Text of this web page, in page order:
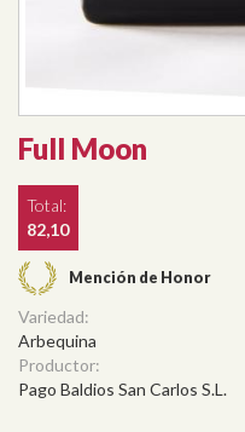
Full Moon
Total:
82,10
Mención de Honor
Variedad:
Arbequina
Productor:
Pago Baldios San Carlos S.L.